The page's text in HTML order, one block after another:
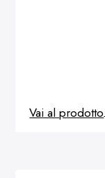
Vai al prodotto